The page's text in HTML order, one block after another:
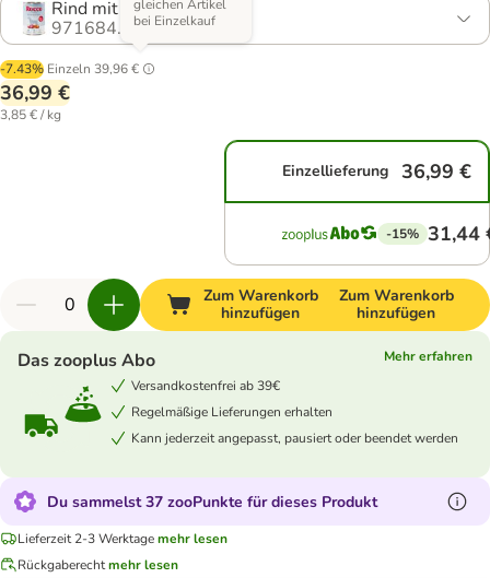
Rind mit Möhren
971684.8
-7.43% Einzeln 39,96 €
gleichen Artikel
bei Einzelkauf
36,99 €
3,85 € / kg
Einzellieferung 36,99 €
-15% 31,44
Zum Warenkorb
hinzufügen
Zum Warenkorb
hinzufügen
Das zooplus Abo
Mehr erfahren
Versandkostenfrei ab 39€
Regelmäßige Lieferungen erhalten
Kann jederzeit angepasst, pausiert oder beendet werden
Du sammelst 37 zooPunkte für dieses Produkt
Lieferzeit 2-3 Werktagemehr lesen
Rückgaberechtmehr lesen